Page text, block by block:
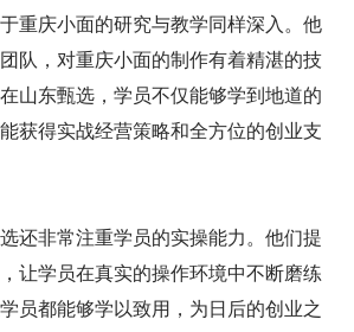
重庆小面的研究与教学同样深入。他
队，对重庆小面的制作有着精湛的技
山东甄选，学员不仅能够学到地道的
获得实战经营策略和全方位的创业支
非常注重学员的实操能力。他们提
让学员在真实的操作环境中不断磨练
员都能够学以致用，为日后的创业之